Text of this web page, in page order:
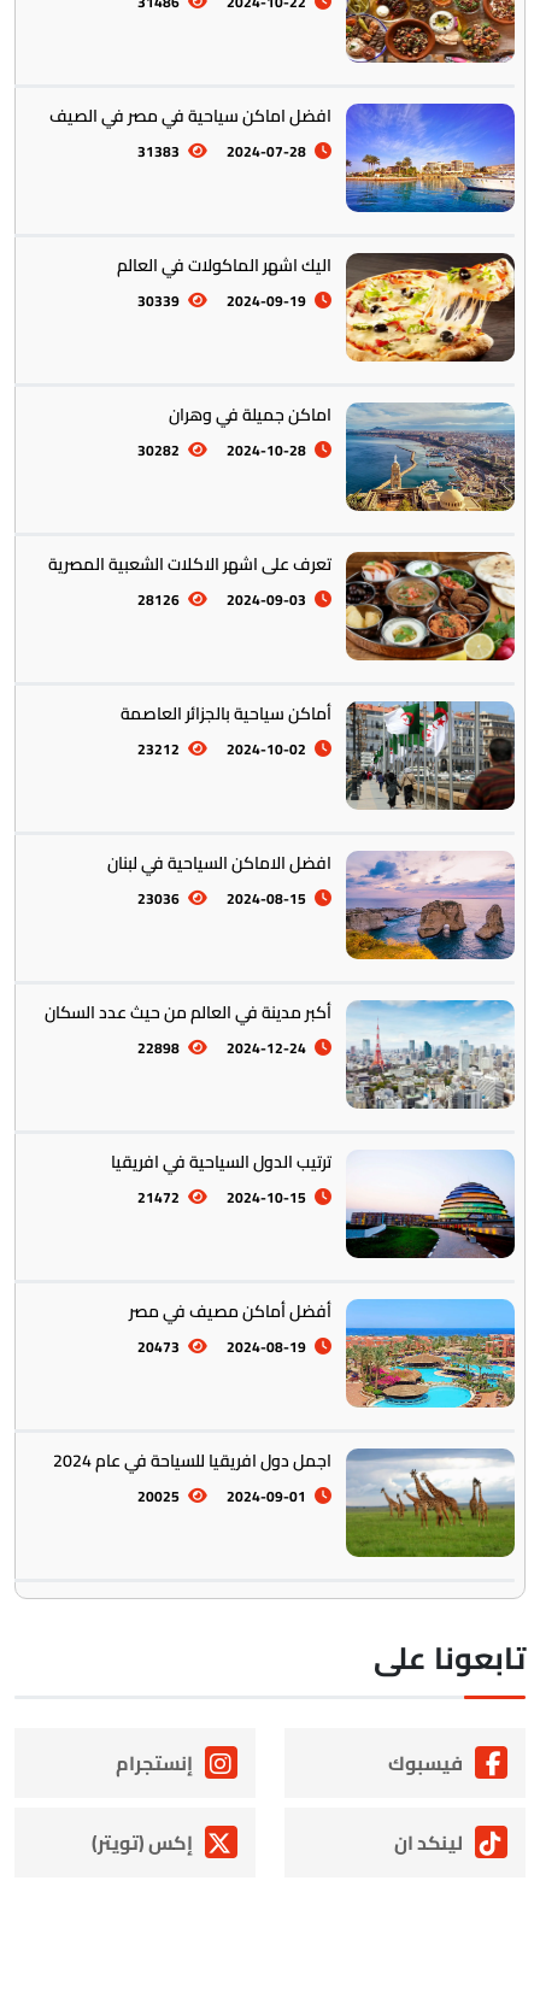
أستراليا || أوقيانوسيا
التراث والتقاليد
المأكولات العالمية
تخطيط الرحلات والتنقل
افضل اماكن سياحية في مصر في الصيف
2024-07-28
31383
اليك اشهر الماكولات في العالم
2024-09-19
30339
اماكن جميلة في وهران
2024-10-28
30282
تعرف على اشهر الاكلات الشعبية المصرية
2024-09-03
28126
أماكن سياحية بالجزائر العاصمة
2024-10-02
23212
افضل الاماكن السياحية في لبنان
2024-08-15
23036
أكبر مدينة في العالم من حيث عدد السكان
2024-12-24
22898
ترتيب الدول السياحية في افريقيا
2024-10-15
21472
أفضل أماكن مصيف في مصر
2024-08-19
20473
اجمل دول افريقيا للسياحة في عام 2024
2024-09-01
20025
على
فيسبوك إنستجرام
لينكد ان إكس (تويتر)